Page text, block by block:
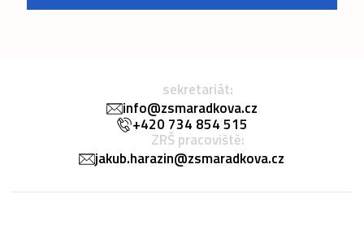
sekretariát:
info@zsmaradkova.cz
+420 734 854 515
ZRŠ pracoviště:
jakub.harazin@zsmaradkova.cz